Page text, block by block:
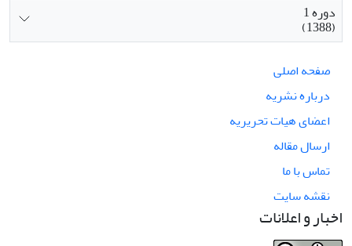
دوره 1
(1388)
صفحه اصلی
درباره نشریه
اعضای هیات تحریریه
ارسال مقاله
تماس با ما
نقشه سایت
اخبار و اعلانات